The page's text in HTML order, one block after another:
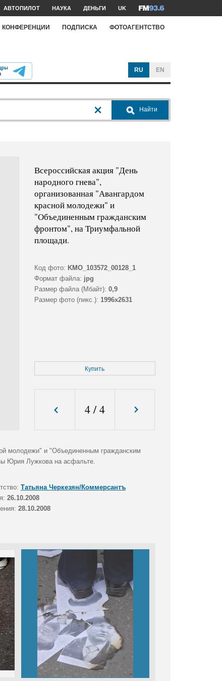
АВТОПИЛОТ НАУКА ДЕНЬГИ UK
КОНФЕРЕНЦИИ ПОДПИСКА ФОТОАГЕНТСТВО
RU EN
Найти
Всероссийская акция "День
народного гнева",
организованная "Авангардом
красной молодежи" и
"Объединенным гражданским
фронтом", на Триумфальной
площади.
Код фото: KMO_103572_00128_1
Формат файла: jpg
Размер файла (Мбайт): 0,9
Размер фото (пикс.): 1996x2631
Купить
4/4
молодежи" и "Объединенным гражданским
Юрия Лужкова на асфальте.
Татьяна Черкезян/Коммерсантъ
26.10.2008
28.10.2008